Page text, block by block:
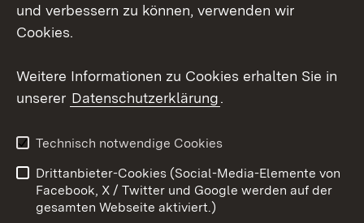
Youtube
Kontakt
Datenschutz
Barrierefreiheit
Impressum Cookies
und verbessern zu können, verwenden wir
Cookies.
Weitere Informationen zu Cookies erhalten Sie in
unserer Datenschutzerklärung.
Technisch notwendige Cookies
Drittanbieter-Cookies (Social-Media-Elemente von
Facebook, X / Twitter und Google werden auf der
gesamten Webseite aktiviert.)